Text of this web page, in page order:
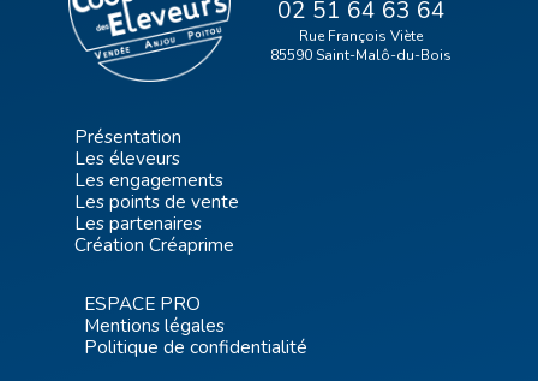
02 51 64 63 64
Rue François Viète
85590 Saint-Malô-du-Bois
Présentation
Les éleveurs
Les engagements
Les points de vente
Les partenaires
Création Créaprime
ESPACE PRO
Mentions légales
Politique de confidentialité